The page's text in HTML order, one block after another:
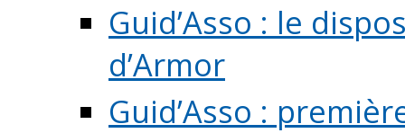
Guid’Asso : le
d’Armor
Guid’Asso :